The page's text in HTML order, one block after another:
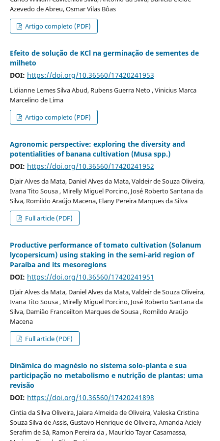
Azevedo de Abreu, Osmar Vilas Bôas
Artigo completo (PDF)
Efeito de solução de KCl na germinação de sementes de
milheto
DOI: https://doi.org/10.36560/17420241953
Lidianne Lemes Silva Abud, Rubens Guerra Neto , Vinicius Marca
Marcelino de Lima
Artigo completo (PDF)
Agronomic perspective: exploring the diversity and
potentialities of banana cultivation (Musa spp.)
DOI: https://doi.org/10.36560/17420241952
Djair Alves da Mata, Daniel Alves da Mata, Valdeir de Souza Oliveira,
Ivana Tito Sousa , Mirelly Miguel Porcino, José Roberto Santana da
Silva, Romildo Araújo Macena, Elany Pereira Marques da Silva
Full article (PDF)
Productive performance of tomato cultivation (Solanum
lycopersicum) using staking in the semi-arid region of
Paraíba and its mesoregions
DOI: https://doi.org/10.36560/17420241951
Djair Alves da Mata, Daniel Alves da Mata, Valdeir de Souza Oliveira,
Ivana Tito Sousa , Mirelly Miguel Porcino, José Roberto Santana da
Silva, Damião Franceilton Marques de Sousa , Romildo Araújo
Macena
Full article (PDF)
Dinâmica do magnésio no sistema solo-planta e sua
participação no metabolismo e nutrição de plantas: uma
revisão
DOI: https://doi.org/10.36560/17420241898
Cintia da Silva Oliveira, Jaiara Almeida de Oliveira, Valeska Cristina
Souza Silva de Assis, Gustavo Henrique de Oliveira, Amanda Aciely
Serafim de Sá, Ramon Pereira da , Maurício Tayar Casamassa,